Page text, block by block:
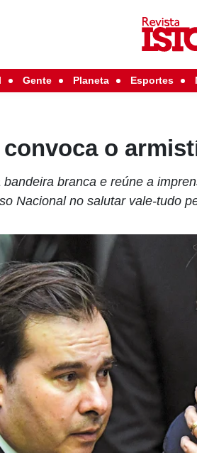
Gente Planeta Esportes
o
branca e reúne a
Nacional no salutar vale-tudo